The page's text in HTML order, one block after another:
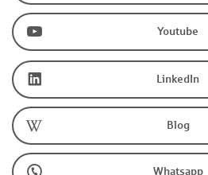
Youtube
LinkedIn
Blog
Whatsapp